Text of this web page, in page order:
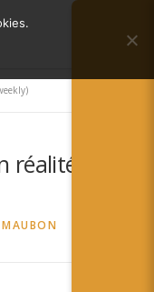
Menu
LA RA
réalité